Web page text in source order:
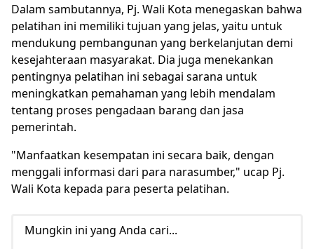
Dalam sambutannya, Pj. Wali Kota menegaskan bahwa
pelatihan ini memiliki tujuan yang jelas, yaitu untuk
mendukung pembangunan yang berkelanjutan demi
kesejahteraan masyarakat. Dia juga menekankan
pentingnya pelatihan ini sebagai sarana untuk
meningkatkan pemahaman yang lebih mendalam
tentang proses pengadaan barang dan jasa
pemerintah.
"Manfaatkan kesempatan ini secara baik, dengan
menggali informasi dari para narasumber," ucap Pj.
Wali Kota kepada para peserta pelatihan.
Mungkin ini yang Anda cari...